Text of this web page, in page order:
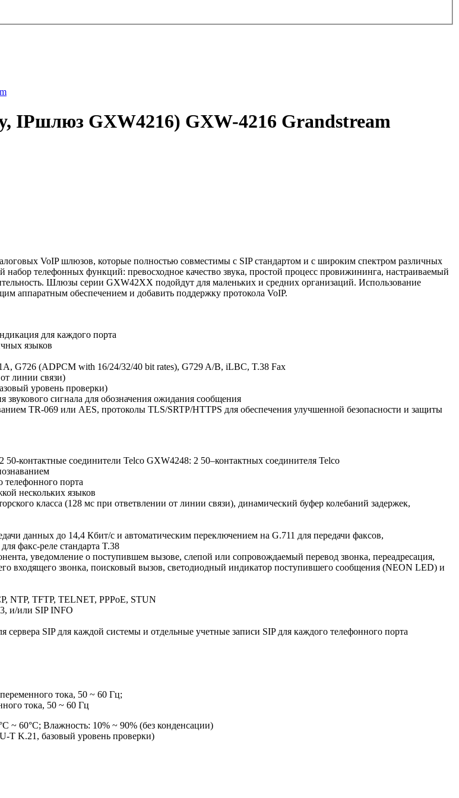
IPшлюз GXW4216) GXW-4216 Grandstream
VoIP шлюзов, которые полностью совместимы с SIP стандартом и с широким спектром различных
телефонных функций: превосходное качество звука, простой процесс провижининга, настраиваемый
Шлюзы серии GXW42XX подойдут для маленьких и средних организаций. Использование
аппаратным обеспечением и добавить поддержку протокола VoIP.
для каждого порта
языков
G726 (ADPCM with 16/24/32/40 bit rates), G729 A/B, iLBC, T.38 Fax
линии связи)
уровень проверки)
сигнала для обозначения ожидания сообщения
TR-069 или AES, протоколы TLS/SRTP/HTTPS для обеспечения улучшенной безопасности и защиты
контактные соединители Telco GXW4248: 2 50–контактных соединителя Telco
порта
нескольких языков
класса (128 мс при ответвлении от линии связи), динамический буфер колебаний задержек,
данных до 14,4 Кбит/с и автоматическим переключением на G.711 для передачи факсов,
факс-реле стандарта T.38
уведомление о поступившем вызове, слепой или сопровождаемый перевод звонка, переадресация,
входящего звонка, поисковый вызов, светодиодный индикатор поступившего сообщения (NEON LED) и
NTP, TFTP, TELNET, PPPoE, STUN
и/или SIP INFO
SIP для каждой системы и отдельные учетные записи SIP для каждого телефонного порта
тока, 50 ~ 60 Гц;
тока, 50 ~ 60 Гц
~ 60°C; Влажность: 10% ~ 90% (без конденсации)
T K.21, базовый уровень проверки)